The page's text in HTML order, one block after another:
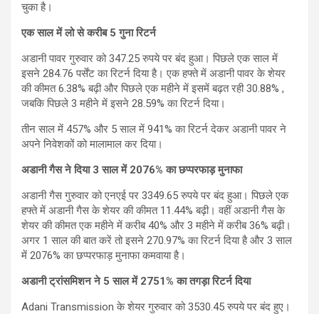
चुका है।
एक साल में लो से करीब 5 गुना रिटर्न
अडानी पावर गुरुवार को 347.25 रुपये पर बंद हुआ। पिछले एक साल में
इसने 284.76 पर्सेंट का रिटर्न दिया है। एक हफ्ते में अडानी पावर के शेयर
की कीमत 6.38% बढ़ी और पिछले एक महीने में इसमें बढ़त रही 30.88% ,
जबकि पिछले 3 महीने में इसने 28.59% का रिटर्न दिया।
तीन साल में 457% और 5 साल में 941% का रिटर्न देकर अडानी पावर ने
अपने निवेशकों को मालामाल कर दिया।
अडानी गैस ने दिया 3 साल में 2076% का छप्परफाड़ मुनाफा
अडानी गैस गुरुवार को एनएई पर 3349.65 रुपये पर बंद हुआ। पिछले एक
हफ्ते में अडानी गैस के शेयर की कीमत 11.44% बढ़ी। वहीं अडानी गैस के
शेयर की कीमत एक महीने में करीब 40% और 3 महीने में करीब 36% बढ़ी।
अगर 1 साल की बात करें तो इसने 270.97% का रिटर्न दिया है और 3 साल
में 2076% का छप्परफाड़ मुनाफा कमवाया है।
अडानी ट्रांसमिशन ने 5 साल में 2751% का तगड़ा रिटर्न दिया
Adani Transmission के शेयर गुरुवार को 3530.45 रुपये पर बंद हुए।